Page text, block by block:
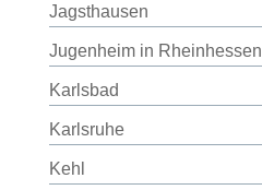
Jagsthausen
Jugenheim in Rheinhessen
Karlsbad
Karlsruhe
Kehl